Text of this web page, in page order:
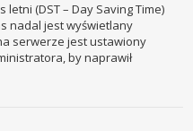
(DST – Day Saving Time)
nadal jest wyświetlany
serwerze jest ustawiony
by naprawił